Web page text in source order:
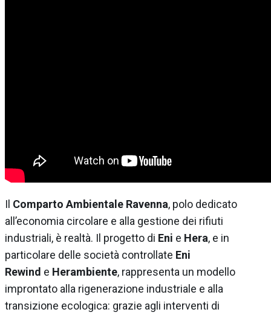
Il Comparto Ambientale Ravenna, polo dedicato
all’economia circolare e alla gestione dei rifiuti
industriali, è realtà. Il progetto di Eni e Hera, e in
particolare delle società controllate Eni
Rewind e Herambiente, rappresenta un modello
improntato alla rigenerazione industriale e alla
transizione ecologica: grazie agli interventi di